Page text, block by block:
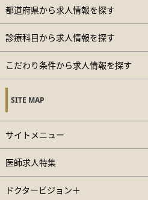
都道府県から求人情報を探す
診療科目から求人情報を探す
こだわり条件から求人情報を探す
SITE MAP
サイトメニュー
医師求人特集
ドクタービジョン＋